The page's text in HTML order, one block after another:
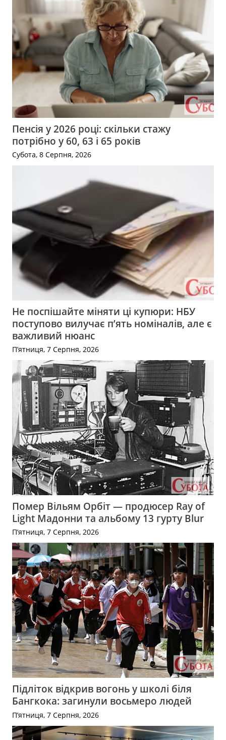
Пенсія у 2026 році: скільки стажу
потрібно у 60, 63 і 65 років
Субота, 8 Серпня, 2026
Не поспішайте міняти ці купюри: НБУ
поступово вилучає п’ять номіналів, але є
важливий нюанс
П’ятниця, 7 Серпня, 2026
Помер Вільям Орбіт — продюсер Ray of
Light Мадонни та альбому 13 гурту Blur
П’ятниця, 7 Серпня, 2026
Підліток відкрив вогонь у школі біля
Бангкока: загинули восьмеро людей
П’ятниця, 7 Серпня, 2026